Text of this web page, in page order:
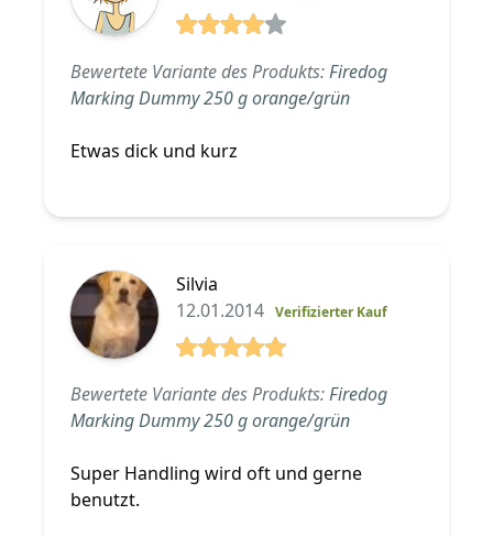
Bewertete Variante des Produkts:Firedog
Marking Dummy 250 g orange/grün
Etwas dick und kurz
Silvia
12.01.2014 Verifizierter Kauf
Bewertete Variante des Produkts:Firedog
Marking Dummy 250 g orange/grün
Super Handling wird oft und gerne
benutzt.